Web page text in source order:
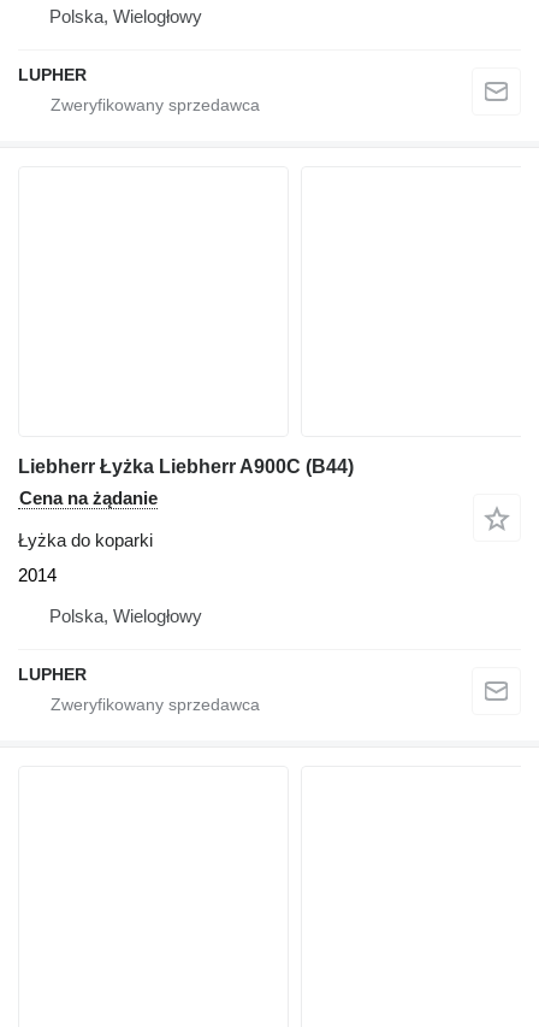
Polska, Wielogłowy
LUPHER
Liebherr Łyżka Liebherr A900C (B44)
Cena na żądanie
Łyżka do koparki
2014
Polska, Wielogłowy
LUPHER